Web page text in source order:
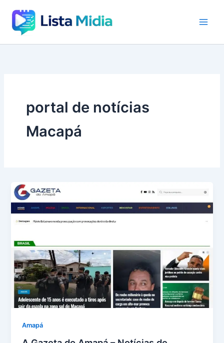
para
portal de notícias
Macapá
Amapá